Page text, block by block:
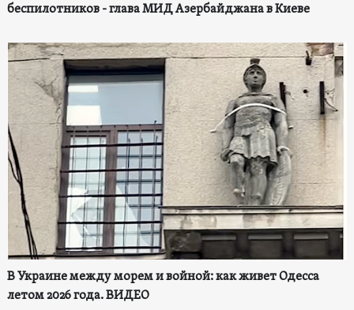
беспилотников - глава МИД Азербайджана в Киеве
В Украине между морем и войной: как живет Одесса
летом 2026 года. ВИДЕО